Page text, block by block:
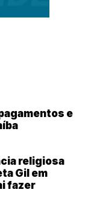
e
religiosa
Gil em
fazer